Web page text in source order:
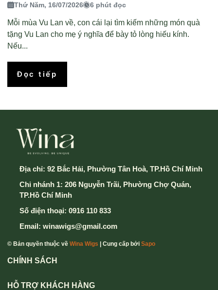
Thứ Năm, 16/07/2026 6 phút đọc
Mỗi mùa Vu Lan về, con cái lại tìm kiếm những món quà
tặng Vu Lan cho mẹ ý nghĩa để bày tỏ lòng hiếu kính.
Nếu...
Đọc tiếp
Địa chỉ: 92 Bắc Hải, Phường Tân Hoà, TP.Hồ Chí Minh
Chi nhánh 1: 206 Nguyễn Trãi, Phường Chợ Quán,
TP.Hồ Chí Minh
Số điện thoại: 0916 110 833
Email: winawigs@gmail.com
© Bản quyền thuộc về Wina Wigs | Cung cấp bởi Sapo
CHÍNH SÁCH
HỖ TRỢ KHÁCH HÀNG